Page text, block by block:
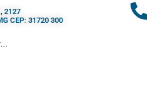
2127
CEP: 31720 300